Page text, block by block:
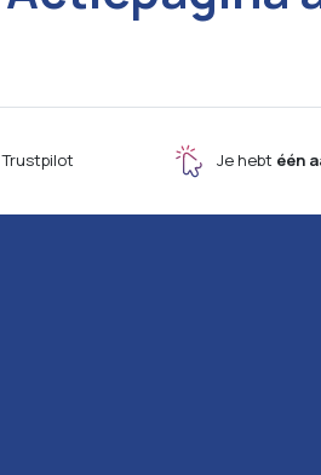
Je hebt één